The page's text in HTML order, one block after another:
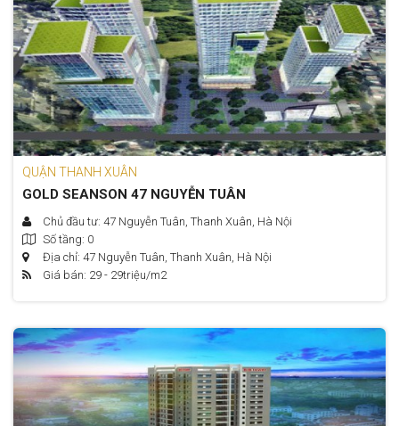
QUẬN THANH XUÂN
GOLD SEANSON 47 NGUYỄN TUÂN
Chủ đầu tư: 47 Nguyễn Tuân, Thanh Xuân, Hà Nội
Số tầng: 0
Địa chỉ: 47 Nguyễn Tuân, Thanh Xuân, Hà Nội
Giá bán: 29 - 29triệu/m2